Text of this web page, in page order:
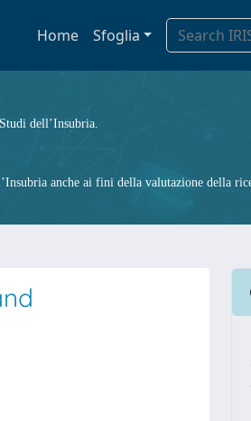
Home Sfoglia
dell’Insubria.
anche ai fini della valutazione della